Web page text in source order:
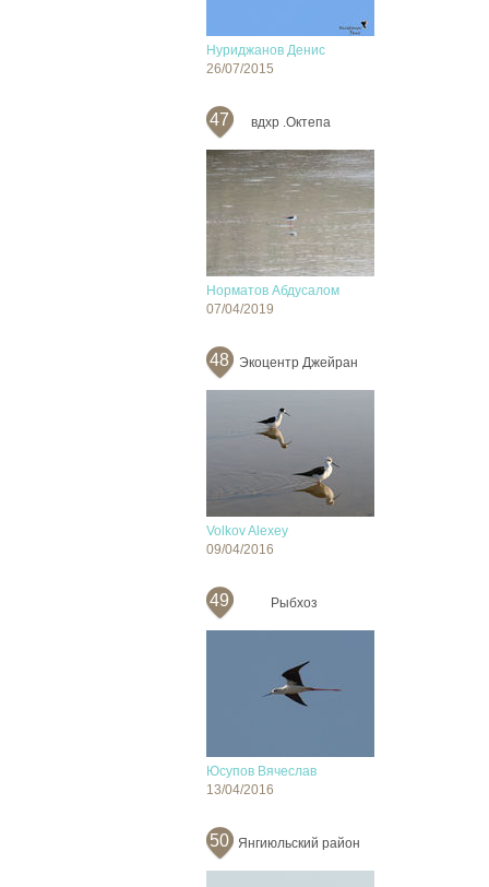
Нуриджанов Денис
26/07/2015
47 вдхр .Октепа
Норматов Абдусалом
07/04/2019
48 Экоцентр Джейран
Volkov Alexey
09/04/2016
49 Рыбхоз
Юсупов Вячеслав
13/04/2016
50 Янгиюльский район